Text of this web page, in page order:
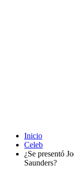
Inicio
Celeb
¿Se presentó
Saunders?